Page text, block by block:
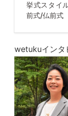
挙式スタイ
前式/仏前式
wetukuインタ